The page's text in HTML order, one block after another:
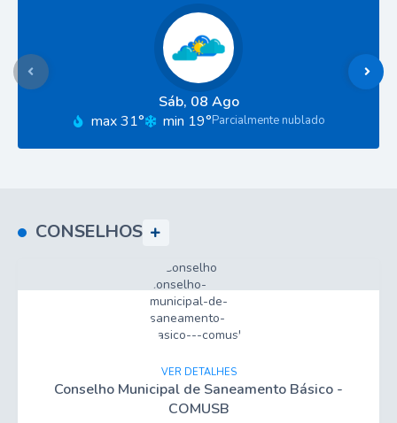
Sáb 08 Ago
Parcialmente nublado
max 31° min 19°
CONSELHOS
Conselho Municipal de Saneamento Básico -
COMUSB
VER DETALHES